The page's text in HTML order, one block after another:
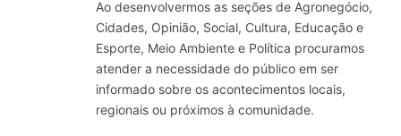
Ao desenvolvermos as seções de Agronegócio,
Cidades, Opinião, Social, Cultura, Educação e
Esporte, Meio Ambiente e Política procuramos
atender a necessidade do público em ser
informado sobre os acontecimentos locais,
regionais ou próximos à comunidade.